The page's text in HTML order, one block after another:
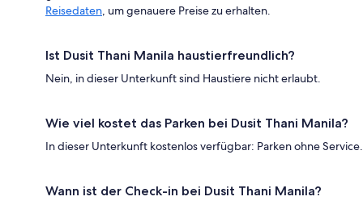
Reisedaten, um genauere Preise zu erhalten.
Ist Dusit Thani Manila haustierfreundlich?
Nein, in dieser Unterkunft sind Haustiere nicht erlaubt.
Wie viel kostet das Parken bei Dusit Thani Manila?
In dieser Unterkunft kostenlos verfügbar: Parken ohne Service.
Wann ist der Check-in bei Dusit Thani Manila?